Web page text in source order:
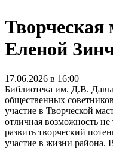
Творческая
Еленой
17.06.2026 в 16:00
Библиотека им. Д.В.
общественных
участие в Творческой
отличная возможность
развить творческий
участие в жизни района.